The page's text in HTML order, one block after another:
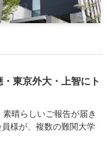
東京外大・上智にト
晴らしいご報告が届き
様が、複数の難関大学